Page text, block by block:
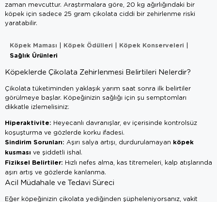
zaman mevcuttur. Araştırmalara göre, 20 kg ağırlığındaki bir
köpek için sadece 25 gram çikolata ciddi bir zehirlenme riski
yaratabilir.
Köpek Maması | Köpek Ödülleri | Köpek Konserveleri |
Sağlık Ürünleri
Köpeklerde Çikolata Zehirlenmesi Belirtileri Nelerdir?
Çikolata tüketiminden yaklaşık yarım saat sonra ilk belirtiler
görülmeye başlar. Köpeğinizin sağlığı için şu semptomları
dikkatle izlemelisiniz:
Hiperaktivite: Heyecanlı davranışlar, ev içerisinde kontrolsüz
koşuşturma ve gözlerde korku ifadesi.
Sindirim Sorunları: Aşırı salya artışı, durdurulamayan köpek
kusması ve şiddetli ishal.
Fiziksel Belirtiler: Hızlı nefes alma, kas titremeleri, kalp atışlarında
aşırı artış ve gözlerde kanlanma.
Acil Müdahale ve Tedavi Süreci
Eğer köpeğinizin çikolata yediğinden şüpheleniyorsanız, vakit